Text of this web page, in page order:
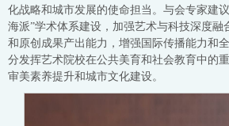
化战略和城市发展的使命担当。与会专家建
海派”学术体系建设，加强艺术与科技深度融
和原创成果产出能力，增强国际传播能力和
分发挥艺术院校在公共美育和社会教育中的
审美素养提升和城市文化建设。